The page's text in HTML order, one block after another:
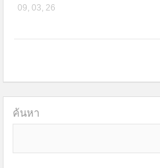
09, 03, 26
ค้นหา